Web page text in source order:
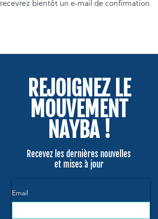
recevrez bientôt un e‑mail de confirmation.
REJOIGNEZ LE
MOUVEMENT
NAYBA !
Recevez les dernières nouvelles
et mises à jour
Email